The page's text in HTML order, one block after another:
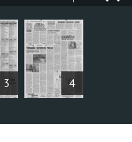
3 4